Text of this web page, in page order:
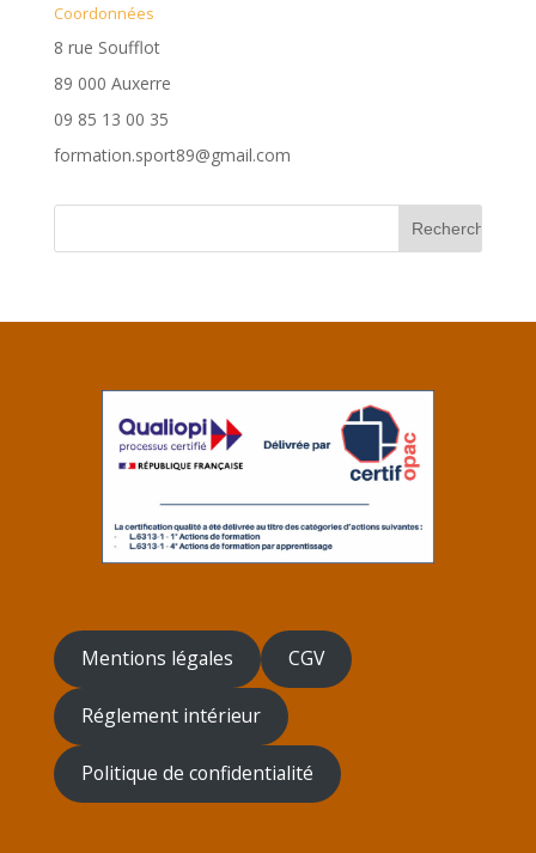
Coordonnées
8 rue Soufflot
89 000 Auxerre
09 85 13 00 35
formation.sport89@gmail.com
Mentions légales CGV
Réglement intérieur
Politique de confidentialité